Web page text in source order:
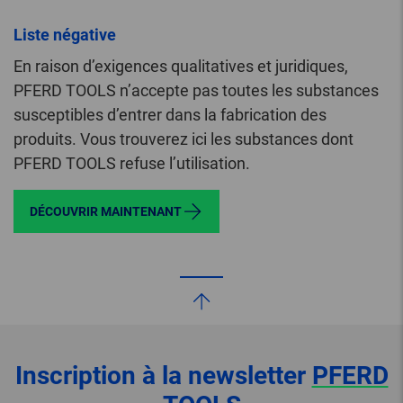
Liste négative
En raison d’exigences qualitatives et juridiques,
PFERD TOOLS n’accepte pas toutes les substances
susceptibles d’entrer dans la fabrication des
produits. Vous trouverez ici les substances dont
PFERD TOOLS refuse l’utilisation.
DÉCOUVRIR MAINTENANT
Inscription à la newsletter PFERD